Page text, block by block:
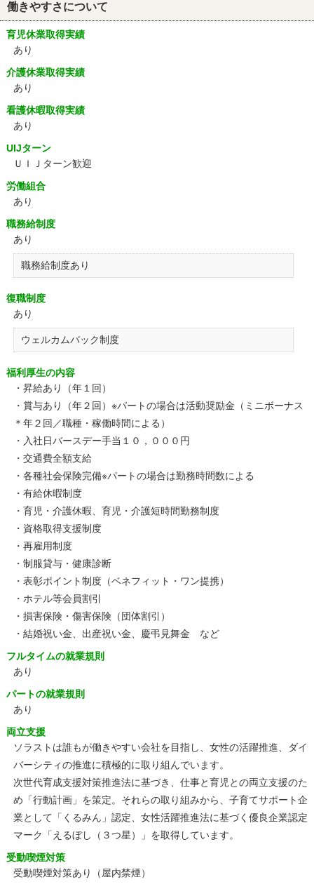
働きやすさについて
育児休業取得実績
あり
介護休業取得実績
あり
看護休暇取得実績
あり
UIJターン
ＵＩＪターン歓迎
労働組合
あり
職務給制度
あり
職務給制度あり
復職制度
あり
ウェルカムバック制度
福利厚生の内容
・昇給あり（年１回）
・賞与あり（年２回）※パートの場合は活動奨励金（ミニボーナス
＊年２回／職種・稼働時間による）
・入社日バースデー手当１０，０００円
・交通費全額支給
・各種社会保険完備※パートの場合は勤務時間数による
・有給休暇制度
・育児・介護休暇、育児・介護短時間勤務制度
・資格取得支援制度
・再雇用制度
・制服貸与・健康診断
・表彰ポイント制度（ベネフィット・ワン提携）
・ホテル等会員割引
・損害保険・傷害保険（団体割引）
・結婚祝い金、出産祝い金、慶弔見舞金 など
フルタイムの就業規則
あり
パートの就業規則
あり
両立支援
ソラストは誰もが働きやすい会社を目指し、女性の活躍推進、ダイ
バーシティの推進に積極的に取り組んでいます。
次世代育成支援対策推進法に基づき、仕事と育児との両立支援のた
め「行動計画」を策定。それらの取り組みから、子育てサポート企
業として「くるみん」認定、女性活躍推進法に基づく優良企業認定
マーク「えるぼし（３つ星）」を取得しています。
受動喫煙対策
受動喫煙対策あり（屋内禁煙）